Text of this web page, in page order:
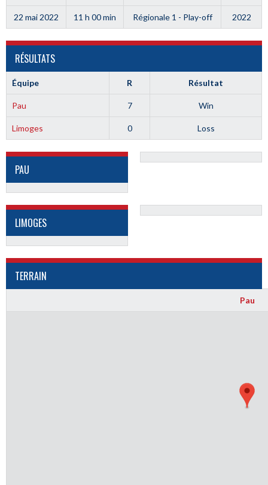
22 mai 2022 11 h 00 min Régionale 1 - Play-off 2022
RÉSULTATS
Équipe R Résultat
Pau 7 Win
Limoges 0 Loss
PAU
LIMOGES
TERRAIN
Pau